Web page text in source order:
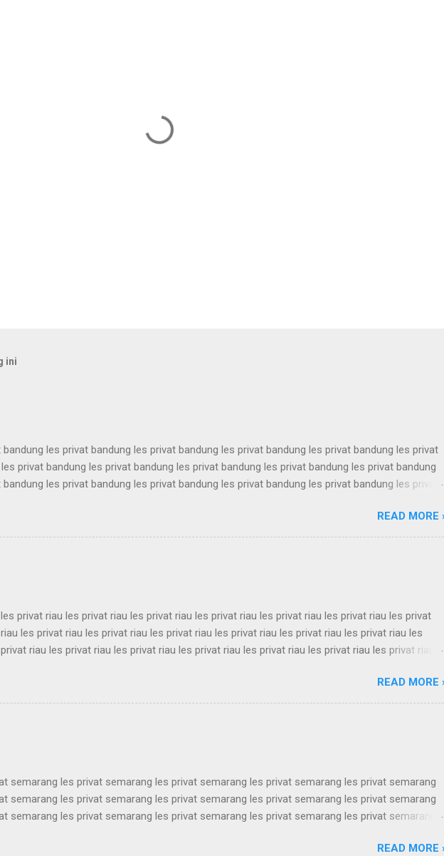
ini
les privat bandung les privat bandung les privat bandung les privat bandung les privat
privat bandung les privat bandung les privat bandung les privat bandung les privat bandung
les privat bandung les privat bandung les privat bandung les privat bandung les privat
bandung les privat bandung les privat bandung les privat bandung les privat bandung les privat
privat bandung les privat bandung les privat bandung les privat bandung les privat bandung
les privat bandung les privat bandung les privat bandung les privat bandung les privat
privat bandung les privat bandung les privat bandung ...
READ MORE
privat riau les privat riau les privat riau les privat riau les privat riau les privat riau les privat
les privat riau les privat riau les privat riau les privat riau les privat riau les privat riau les
riau les privat riau les privat riau les privat riau les privat riau les privat riau les privat riau
riau les privat riau les privat riau les privat riau les privat riau les privat riau les privat riau les
riau les privat riau les privat riau les privat riau les privat riau les privat riau les privat riau
privat riau les privat riau les privat riau les privat riau les privat ria...
READ MORE
semarang les privat semarang les privat semarang les privat semarang les privat semarang
semarang les privat semarang les privat semarang les privat semarang les privat semarang
semarang les privat semarang les privat semarang les privat semarang les privat semarang
semarang les privat semarang les privat semarang les privat semarang les privat semarang
READ MORE